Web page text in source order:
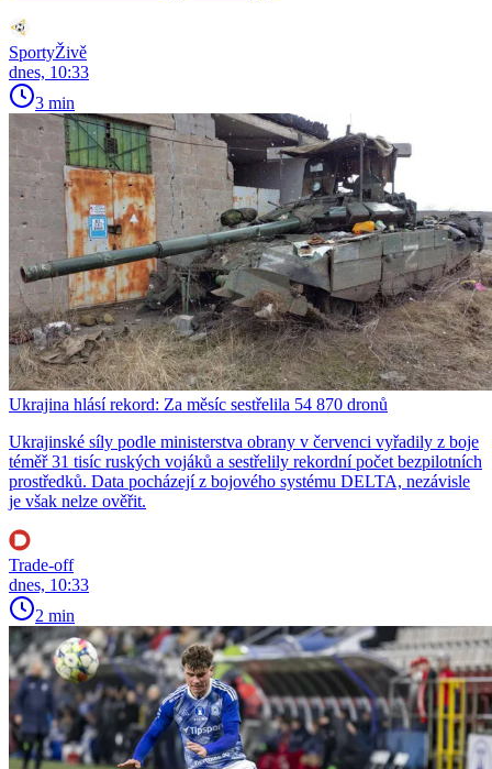
SportyŽivě
dnes, 10:33
3 min
Ukrajina hlásí rekord: Za měsíc sestřelila 54 870 dronů
Ukrajinské síly podle ministerstva obrany v červenci vyřadily z boje
téměř 31 tisíc ruských vojáků a sestřelily rekordní počet bezpilotních
prostředků. Data pocházejí z bojového systému DELTA, nezávisle
je však nelze ověřit.
Trade-off
dnes, 10:33
2 min